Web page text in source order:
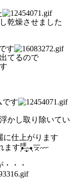
乾燥させました
す
てるので
です
かし取り除いてい
に仕上がります
ます
・・